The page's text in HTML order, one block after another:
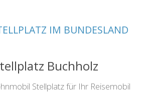
IM BUNDESLAND
Buchholz
Stellplatz für Ihr Reisemobil